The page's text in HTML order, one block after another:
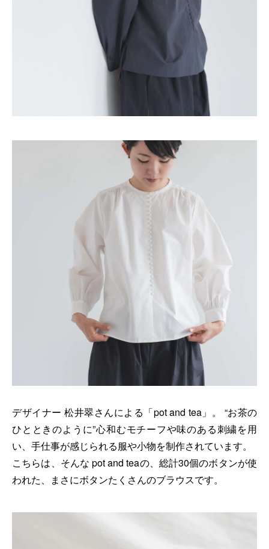
デザイナー 松井翠さんによる「pot and tea」。 “お茶の
ひとときのように”心和むモチーフや味のある刺繍を用
い、手仕事が感じられる服や小物を制作されています。
こちらは、そんな pot and teaの、総計30個のボタンが使
われた、まさにボタンたくさんのブラウスです。